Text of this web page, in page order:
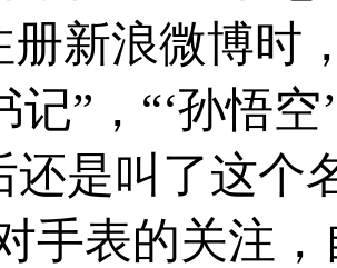
新浪微博时
”，“‘孙悟
还是叫了这
表的关注，